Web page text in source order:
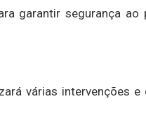
garantir segurança ao
várias intervenções